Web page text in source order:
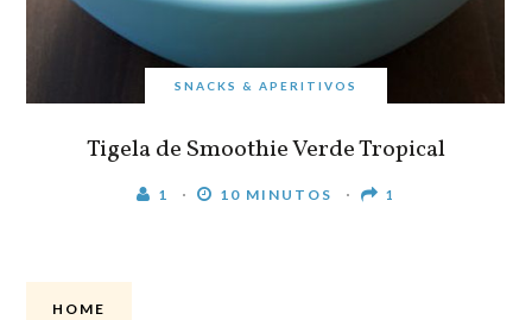
SNACKS & APERITIVOS
Tigela de Smoothie Verde Tropical
1 10 MINUTOS 1
HOME